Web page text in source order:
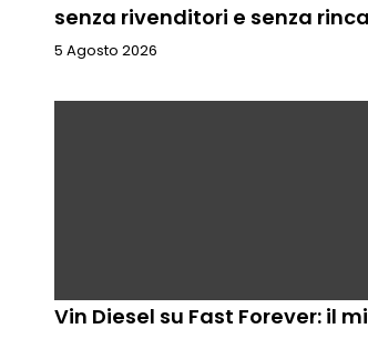
senza rivenditori e senza
5 Agosto 2026
Vin Diesel su Fast Forever: il